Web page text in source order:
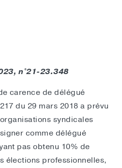
n°21-23.348
carence de délégué
du 29 mars 2018 a prévu
syndicales
comme délégué
pas obtenu 10% de
élections professionnelles,